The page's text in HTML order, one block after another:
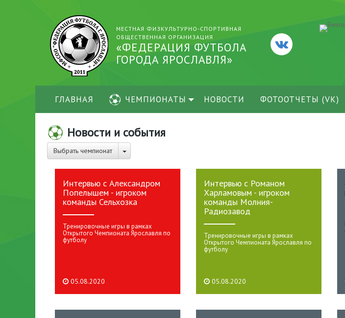
МЕСТНАЯ ФИЗКУЛЬТУРНО-СПОРТИВНАЯ
ОБЩЕСТВЕННАЯ ОРГАНИЗАЦИЯ
«ФЕДЕРАЦИЯ ФУТБОЛА
ГОРОДА ЯРОСЛАВЛЯ»
ГЛАВНАЯ ЧЕМПИОНАТЫ НОВОСТИ ФОТООТЧЕТЫ (VK)
Новости и события
Выбрать чемпионат
Интервью с Александром
Попелышем - игроком
команды Сельхозка
Тренировочные игры в рамках
Открытого Чемпионата Ярославля по
футболу
05.08.2020
Интервью с Романом
Харламовым - игроком
команды Молния-
Радиозавод
Тренировочные игры в рамках
Открытого Чемпионата Ярославля по
футболу
05.08.2020